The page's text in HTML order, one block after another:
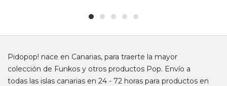
Pidopop! nace en Canarias, para traerte la mayor
colección de Funkos y otros productos Pop. Envío a
todas las islas canarias en 24 - 72 horas para productos en